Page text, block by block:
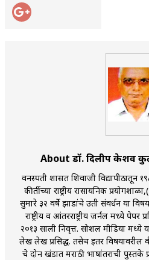
About डॉ. दिलीप केशव
वनस्पती शास्त्रात शिवाजी विद्यापीठातून
कीर्तीच्या राष्ट्रीय रासायनिक
सुमारे ३२ वर्षे झाडांचे उती संवर्धन या
राष्ट्रीय व आंतरराष्ट्रीय जर्नल मध्ये पेपर
२०१३ साली निवृत्त. सोशल मीडिया
लेख लेख प्रसिद्ध. तसेच इतर विषयावरील
चे दोन खंडात मराठी भाषांतराची